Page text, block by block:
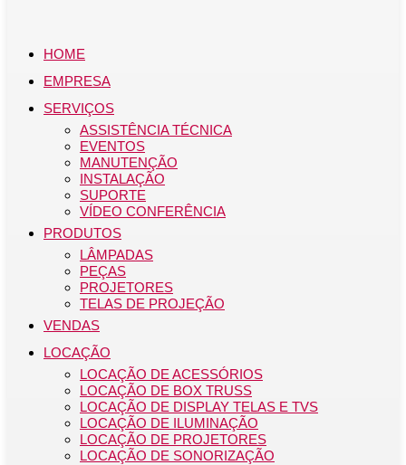
HOME
EMPRESA
SERVIÇOS
ASSISTÊNCIA TÉCNICA
EVENTOS
MANUTENÇÃO
INSTALAÇÃO
SUPORTE
VÍDEO CONFERÊNCIA
PRODUTOS
LÂMPADAS
PEÇAS
PROJETORES
TELAS DE PROJEÇÃO
VENDAS
LOCAÇÃO
LOCAÇÃO DE ACESSÓRIOS
LOCAÇÃO DE BOX TRUSS
LOCAÇÃO DE DISPLAY TELAS E TVS
LOCAÇÃO DE ILUMINAÇÃO
LOCAÇÃO DE PROJETORES
LOCAÇÃO DE SONORIZAÇÃO